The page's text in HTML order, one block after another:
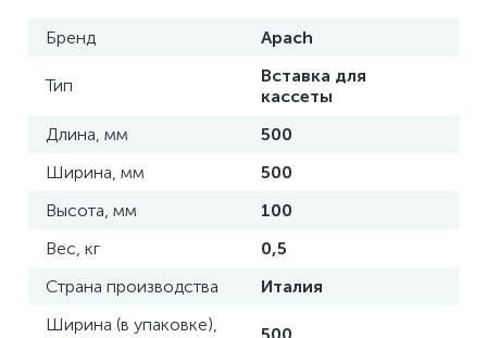
Бренд Apach
Тип
Вставка для
кассеты
Длина, мм
500
Ширина, мм
500
Высота, мм
100
Вес, кг
0,5
Страна производства
Италия
Ширина (в упаковке),